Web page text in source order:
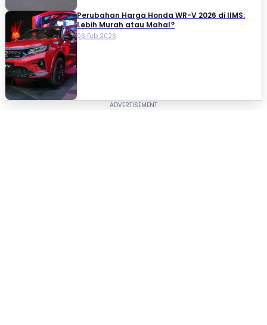
Perubahan Harga Honda WR-V 2026 di IIMS:
Lebih Murah atau Mahal?
06 Feb 2026